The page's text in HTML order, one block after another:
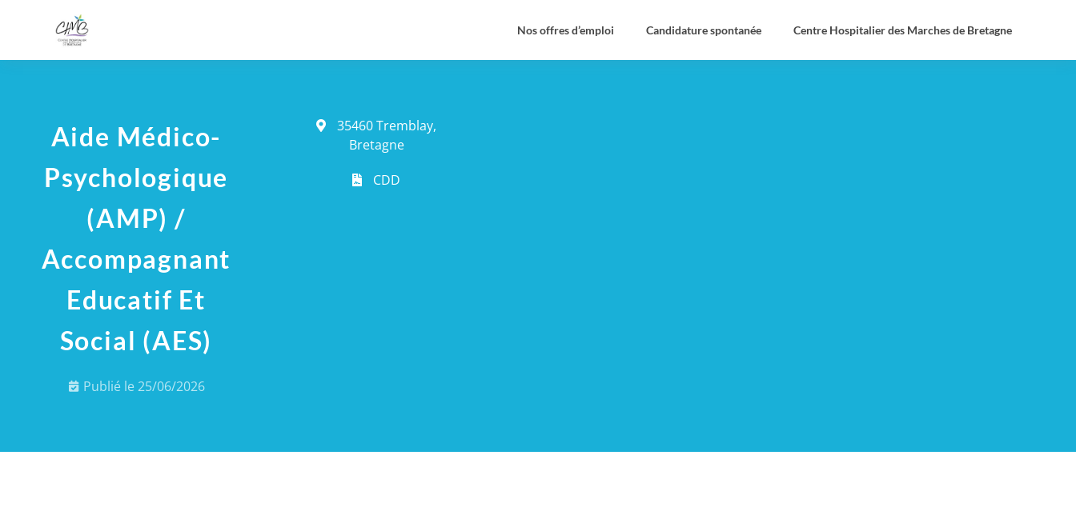
Nos offres d’emploi Candidature spontanée Centre Hospitalier des Marches de Bretagne
Aide Médico-
Psychologique
(AMP) /
Accompagnant
Educatif Et
Social (AES)
Publié le25/06/2026
35460 Tremblay,
Bretagne
CDD